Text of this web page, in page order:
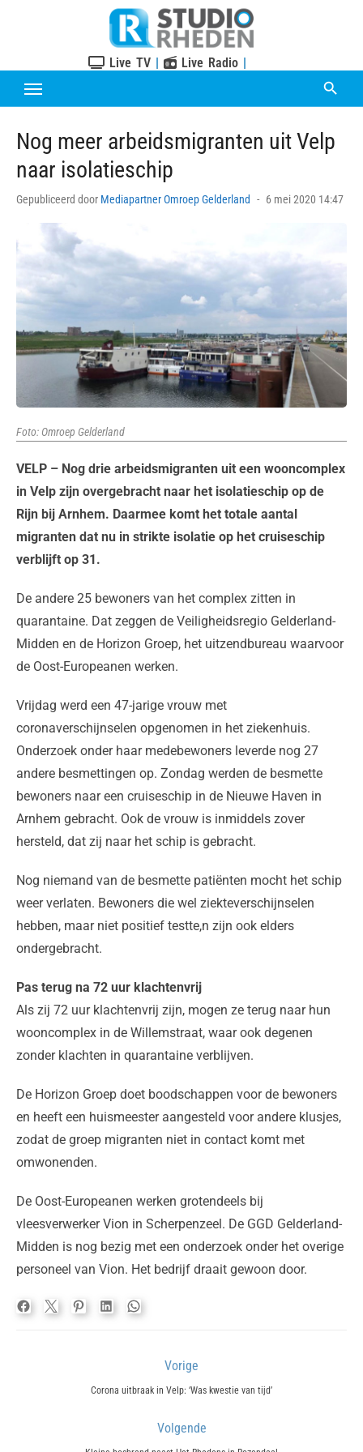
Live TV | Live Radio |
Nog meer arbeidsmigranten uit Velp
naar isolatieschip
Gepubliceerd door Mediapartner Omroep Gelderland
Posted
6 mei 2020 14:47
Foto: Omroep Gelderland
VELP – Nog drie arbeidsmigranten uit een wooncomplex
in Velp zijn overgebracht naar het isolatieschip op de
Rijn bij Arnhem. Daarmee komt het totale aantal
migranten dat nu in strikte isolatie op het cruiseschip
verblijft op 31.
De andere 25 bewoners van het complex zitten in
quarantaine. Dat zeggen de Veiligheidsregio Gelderland-
Midden en de Horizon Groep, het uitzendbureau waarvoor
de Oost-Europeanen werken.
Vrijdag werd een 47-jarige vrouw met
coronaverschijnselen opgenomen in het ziekenhuis.
Onderzoek onder haar medebewoners leverde nog 27
andere besmettingen op. Zondag werden de besmette
bewoners naar een cruiseschip in de Nieuwe Haven in
Arnhem gebracht. Ook de vrouw is inmiddels zover
hersteld, dat zij naar het schip is gebracht.
Nog niemand van de besmette patiënten mocht het schip
weer verlaten. Bewoners die wel ziekteverschijnselen
hebben, maar niet positief testte,n zijn ook elders
ondergebracht.
Pas terug na 72 uur klachtenvrij
Als zij 72 uur klachtenvrij zijn, mogen ze terug naar hun
wooncomplex in de Willemstraat, waar ook degenen
zonder klachten in quarantaine verblijven.
De Horizon Groep doet boodschappen voor de bewoners
en heeft een huismeester aangesteld voor andere klusjes,
zodat de groep migranten niet in contact komt met
omwonenden.
De Oost-Europeanen werken grotendeels bij
vleesverwerker Vion in Scherpenzeel. De GGD Gelderland-
Midden is nog bezig met een onderzoek onder het overige
personeel van Vion. Het bedrijf draait gewoon door.
Vorige
Previous
Corona uitbraak in Velp: ‘Was kwestie van tijd’
Volgende